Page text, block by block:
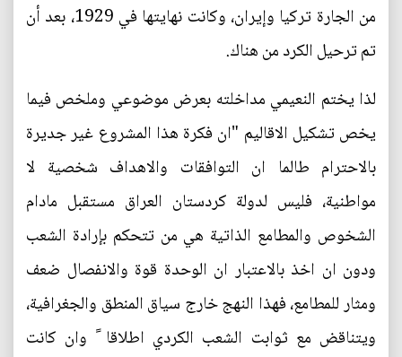
من الجارة تركيا وإيران، وكانت نهايتها في 1929، بعد أن
تم ترحيل الكرد من هناك.
لذا يختم النعيمي مداخلته بعرض موضوعي وملخص فيما
يخص تشكيل الاقاليم "ان فكرة هذا المشروع غير جديرة
بالاحترام طالما ان التوافقات والاهداف شخصية لا
مواطنية، فليس لدولة كردستان العراق مستقبل مادام
الشخوص والمطامع الذاتية هي من تتحكم بإرادة الشعب
ودون ان اخذ بالاعتبار ان الوحدة قوة والانفصال ضعف
ومثار للمطامع، فهذا النهج خارج سياق المنطق والجغرافية،
ويتناقض مع ثوابت الشعب الكردي اطلاقا ً وان كانت